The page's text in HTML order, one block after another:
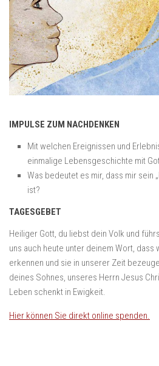
IMPULSE ZUM NACHDENKEN
Mit welchen Ereignissen und
einmalige Lebensgeschichte mit
Was bedeutet es mir, dass mir sein
ist?
TAGESGEBET
Heiliger Gott, du liebst dein Volk und
uns auch heute unter deinem Wort, dass
erkennen und sie in unserer Zeit
deines Sohnes, unseres Herrn Jesus
Leben schenkt in Ewigkeit.
Hier können Sie direkt online spenden.